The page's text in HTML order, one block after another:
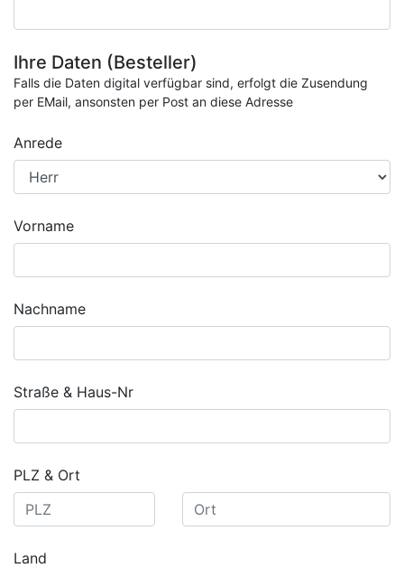
Ihre Daten (Besteller)
Falls die Daten digital verfügbar sind, erfolgt die Zusendung
per EMail, ansonsten per Post an diese Adresse
Anrede
Vorname
Nachname
Straße & Haus-Nr
PLZ & Ort
Land